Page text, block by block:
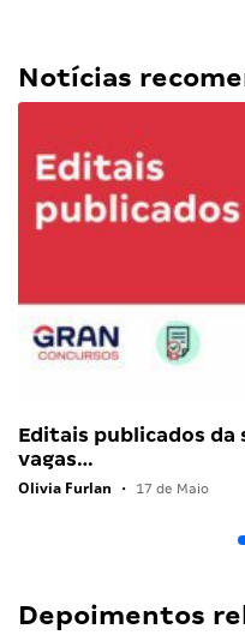
Notícias
Editais publicados
vagas…
Olivia Furlan • 17 de Maio
Depoimentos